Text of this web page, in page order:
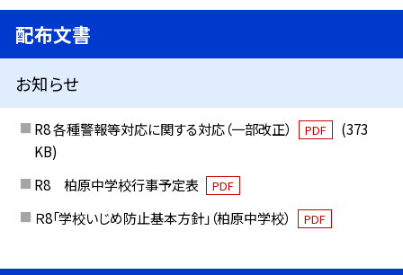
配布文書
お知らせ
R8 各種警報等対応に関する対応（一部改正） PDF
(373
KB)
R8 柏原中学校行事予定表
PDF
Ｒ8「学校いじめ防止基本方針」（柏原中学校） PDF